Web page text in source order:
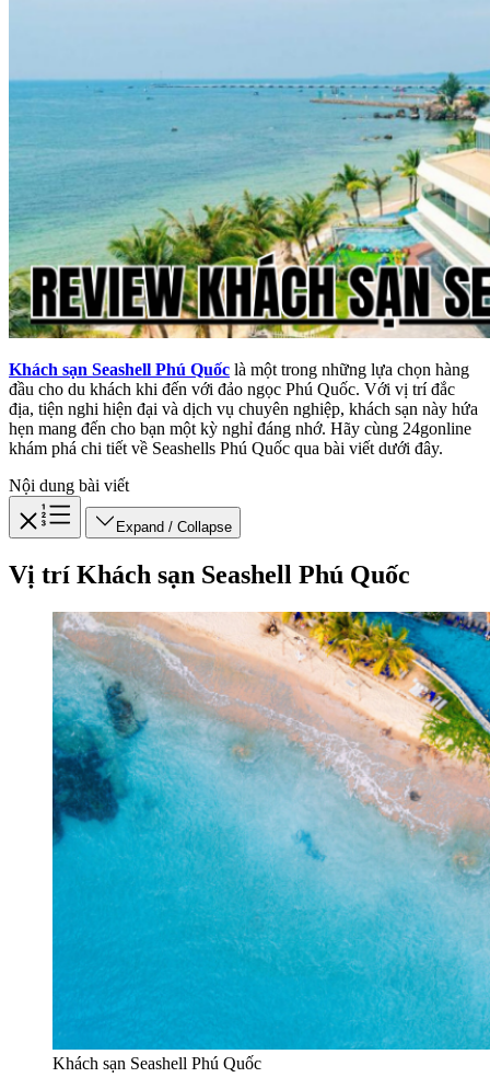
Khách sạn Seashell Phú Quốc là một trong những lựa chọn hàng
đầu cho du khách khi đến với đảo ngọc Phú Quốc. Với vị trí đắc
địa, tiện nghi hiện đại và dịch vụ chuyên nghiệp, khách sạn này hứa
hẹn mang đến cho bạn một kỳ nghỉ đáng nhớ. Hãy cùng 24gonline
khám phá chi tiết về Seashells Phú Quốc qua bài viết dưới đây.
Nội dung bài viết
Expand / Collapse
Vị trí Khách sạn Seashell Phú Quốc
Khách sạn Seashell Phú Quốc